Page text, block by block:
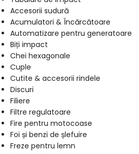
Accesorii sudură
Acumulatori & Încărcătoare
Automatizare pentru generatoare
Biți impact
Chei hexagonale
Cuple
Cutite & accesorii rindele
Discuri
Filiere
Filtre regulatoare
Fire pentru motocoase
Foi și benzi de șlefuire
Freze pentru lemn